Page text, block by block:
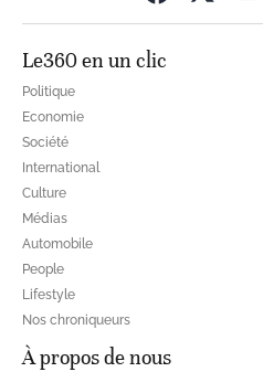
Le360 en un clic
Politique
Economie
Société
International
Culture
Médias
Automobile
People
Lifestyle
Nos chroniqueurs
À propos de nous